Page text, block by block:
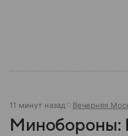
11 минут назад Вечерняя
Минобороны: